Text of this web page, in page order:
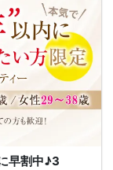
早割中♪3